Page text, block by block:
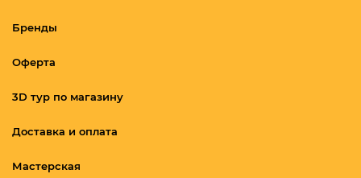
Бренды
Оферта
3D тур по магазину
Доставка и оплата
Мастерская